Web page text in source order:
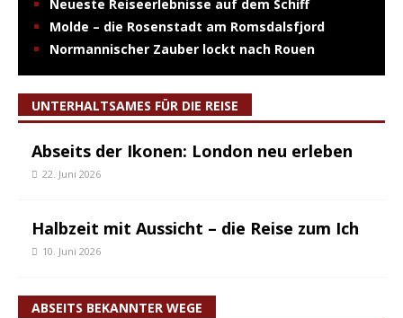
Neueste Reiseerlebnisse auf dem Schiff
Molde – die Rosenstadt am Romsdalsfjord
Normannischer Zauber lockt nach Rouen
UNTERHALTSAMES FÜR DIE REISE
Abseits der Ikonen: London neu erleben
22. Juni 2026
Halbzeit mit Aussicht – die Reise zum Ich
10. Juni 2026
ABSEITS BEKANNTER WEGE